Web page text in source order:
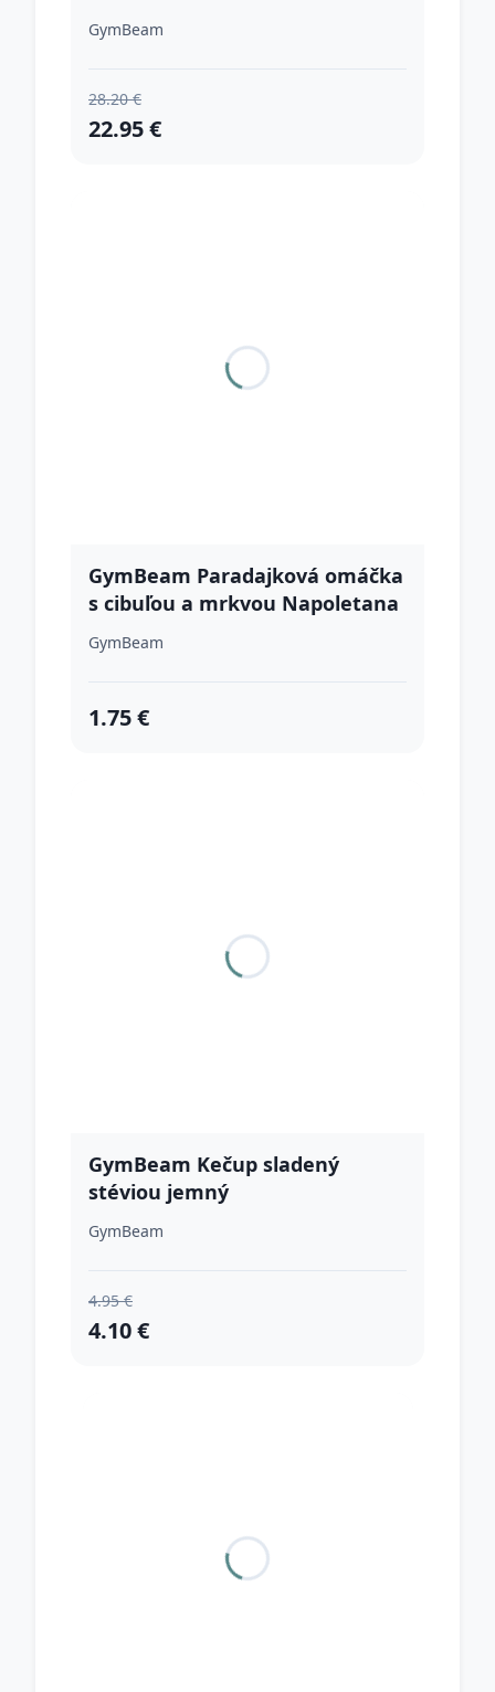
GymBeam
28.20 €
22.95 €
GymBeam Paradajková omáčka
s cibuľou a mrkvou Napoletana
GymBeam
1.75 €
GymBeam Kečup sladený
stéviou jemný
GymBeam
4.95 €
4.10 €